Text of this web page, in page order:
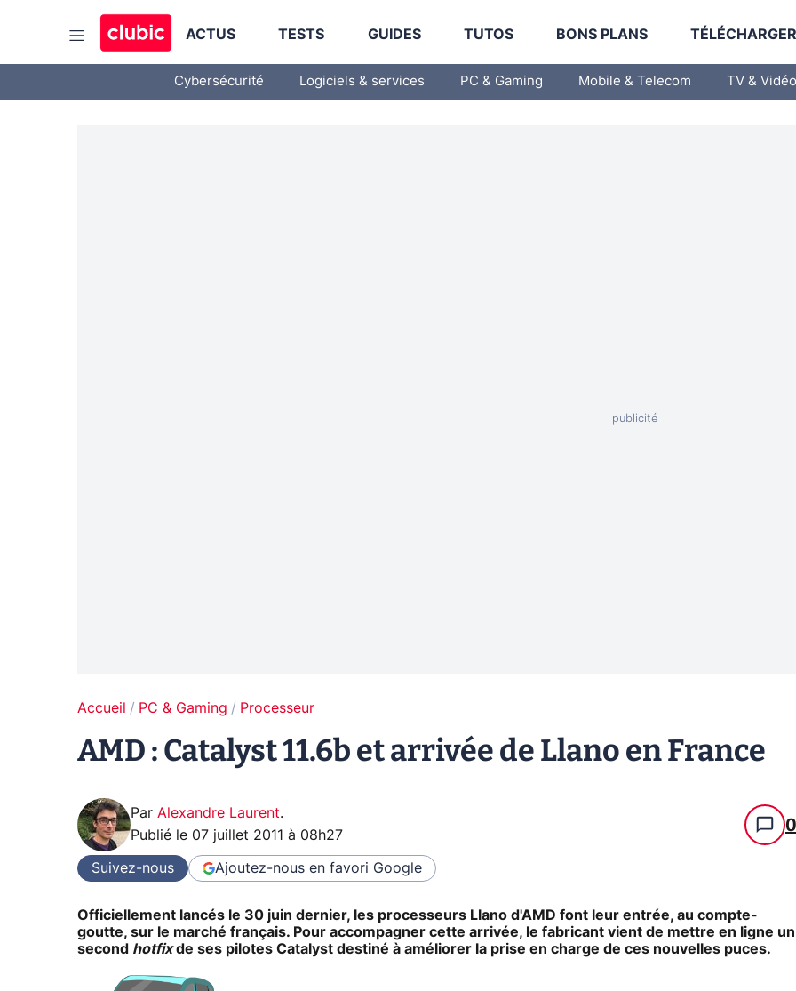
ACTUS TESTS GUIDES TUTOS BONS PLANS
Cybersécurité Logiciels & services PC & Gaming Mobile & Telecom TV & Vidéo
Accueil PC & Gaming Processeur
AMD : Catalyst 11.6b et arrivée de Llano en France
Par Alexandre Laurent.
Publié le 07 juillet 2011 à 08h27 0
Suivez-nous Ajoutez-nous en favori Google
Officiellement lancés le 30 juin dernier, les processeurs Llano d'AMD font leur entrée, au compte-
goutte, sur le marché français. Pour accompagner cette arrivée, le fabricant vient de mettre en ligne un
second hotfixde ses pilotes Catalyst destiné à améliorer la prise en charge de ces nouvelles puces.